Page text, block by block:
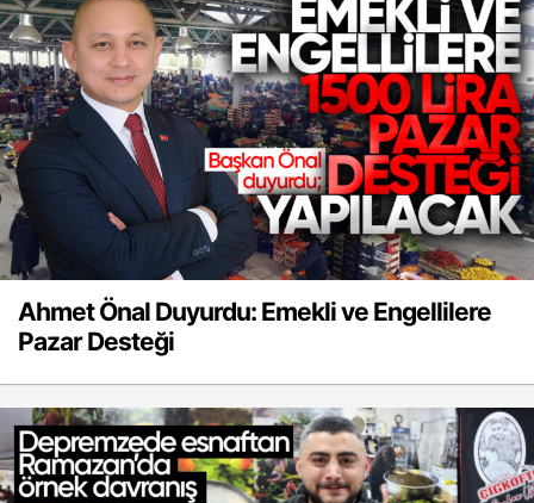
Ahmet Önal Duyurdu: Emekli ve Engellilere
Pazar Desteği